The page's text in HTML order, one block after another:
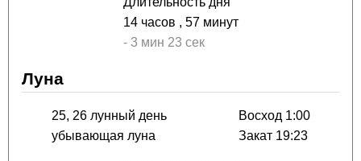
14 часов , 57 минут
- 3 мин 23 сек
Луна
25, 26 лунный день
убывающая луна
Восход 1:00
Закат 19:23